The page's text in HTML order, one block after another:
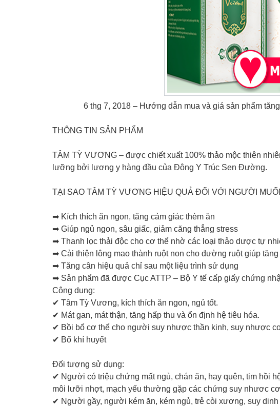
6 thg 7, 2018 – Hướng dẫn mua và giá sản phẩm
THÔNG TIN SẢN PHẨM
TÂM TỲ VƯƠNG – được chiết xuất 100% thảo mộc thiên
lưỡng bởi lương y hàng đầu của Đông Y Trúc Sen Đường.
TẠI SAO TÂM TỲ VƯƠNG HIỆU QUẢ ĐỐI VỚI NGƯỜI
➡ Kích thích ăn ngon, tăng cảm giác thèm ăn
➡ Giúp ngủ ngon, sâu giấc, giảm căng thẳng stress
➡ Thanh lọc thải độc cho cơ thể nhờ các loại thảo dược tự
➡ Cải thiện lông mao thành ruột non cho đường ruột giúp
➡ Tăng cân hiệu quả chỉ sau một liệu trình sử dụng
➡ Sản phẩm đã được Cục ATTP – Bộ Y tế cấp giấy chứng
Công dụng:
✔ Tâm Tỳ Vương, kích thích ăn ngon, ngủ tốt.
✔ Mát gan, mát thận, tăng hấp thu và ổn định hệ tiêu hóa.
✔ Bồi bổ cơ thể cho người suy nhược thần kinh, suy nhược
✔ Bổ khí huyết
Đối tượng sử dụng:
✔ Người có triệu chứng mất ngủ, chán ăn, hay quên, tim hồi
môi lưỡi nhợt, mạch yếu thường gặp các chứng suy nhươc
✔ Người gầy, người kém ăn, kém ngủ, trẻ còi xương, suy